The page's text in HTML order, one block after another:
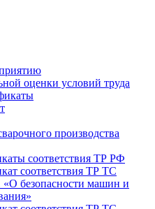
оценки условий труда
производства
соответствия ТР РФ
соответствия ТР ТС
«О безопасности машин и